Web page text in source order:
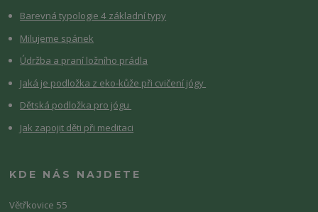
Barevná typologie 4 základní typy
Milujeme spánek
Údržba a praní ložního prádla
Jaká je podložka z eko-kůže při cvičení jógy
Dětská podložka pro jógu
Jak zapojit děti při meditaci
KDE NÁS NAJDETE
Větřkovice 55